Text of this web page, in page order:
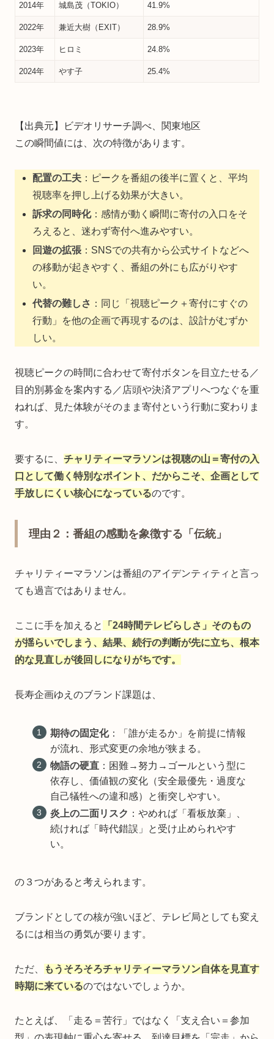
2014年 城島茂（TOKIO） 41.9%
2022年 兼近大樹（EXIT） 28.9%
2023年 ヒロミ 24.8%
2024年 やす子 25.4%
【出典元】ビデオリサーチ調べ、関東地区
この瞬間値には、次の特徴があります。
配置の工夫 ：ピークを番組の後半に置くと、平均
視聴率を押し上げる効果が大きい。
訴求の同時化：感情が動く瞬間に寄付の入口をそ
ろえると、迷わず寄付へ進みやすい。
回遊の拡張 ：SNSでの共有から公式サイトなどへ
の移動が起きやすく、番組の外にも広がりやす
い。
代替の難しさ ：同じ「視聴ピーク＋寄付にすぐの
行動」を他の企画で再現するのは、設計がむずか
しい。
視聴ピークの時間に合わせて寄付ボタンを目立たせる／
目的別募金を案内する／店頭や決済アプリへつなぐを重
ねれば、見た体験がそのまま寄付という行動に変わりま
す。
要するに、 チャリティーマラソンは視聴の山＝寄付の入
口として働く特別なポイント、だからこそ、企画として
手放しにくい核心になっているのです。
理由２：番組の感動を象徴する「伝統」
チャリティーマラソンは番組のアイデンティティと言っ
ても過言ではありません。
ここに手を加えると
「24時間テレビらしさ」そのもの
が揺らいでしまう、結果、続行の判断が先に立ち、根本
的な見直しが後回しになりがちです。
長寿企画ゆえのブランド課題は、
期待の固定化：「誰が走るか」を前提に情報
が流れ、形式変更の余地が狭まる。
物語の硬直：困難→努力→ゴールという型に
依存し、価値観の変化（安全最優先・過度な
自己犠牲への違和感）と衝突しやすい。
炎上の二面リスク ：やめれば「看板放棄」、
続ければ「時代錯誤」と受け止められやす
い。
の３つがあると考えられます。
ブランドとしての核が強いほど、テレビ局としても変え
るには相当の勇気が要ります。
ただ、
もうそろそろチャリティーマラソン自体を見直す
時期に来ているのではないでしょうか。
たとえば、「走る＝苦行」ではなく「支え合い＝参加